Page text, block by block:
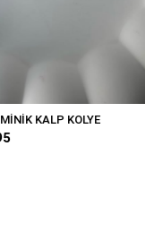
KOLYE MİNİMAL